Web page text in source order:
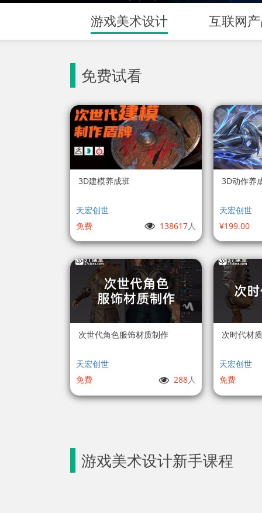
游戏美术设计 互联网
免费试看
3D建模养成班
天宏创世
免费
138617人
3D动作养
天宏创世
¥199.00
次世代角色服饰材质制作
天宏创世
免费
288人
次时代材
天宏创世
免费
游戏美术设计新手课程